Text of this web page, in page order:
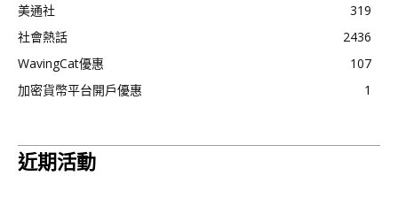
美通社
319
社會熱話
2436
WavingCat優惠
107
加密貨幣平台開戶優惠
1
近期活動